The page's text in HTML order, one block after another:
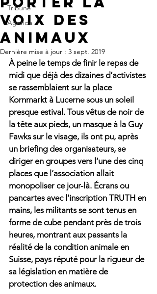
Tribune
Agenda
voix des
animaux
Dernière mise à jour : 3 sept. 2019
À peine le temps de finir le repas de
midi que déjà des dizaines d’activistes
se rassemblaient sur la place
Kornmarkt à Lucerne sous un soleil
presque estival. Tous vêtus de noir de
la tête aux pieds, un masque à la Guy
Fawks sur le visage, ils ont pu, après
un briefing des organisateurs, se
diriger en groupes vers l’une des cinq
places que l’association allait
monopoliser ce jour-là. Écrans ou
pancartes avec l’inscription TRUTH en
mains, les militants se sont tenus en
forme de cube pendant près de trois
heures, montrant aux passants la
réalité de la condition animale en
Suisse, pays réputé pour la rigueur de
sa législation en matière de
protection des animaux.